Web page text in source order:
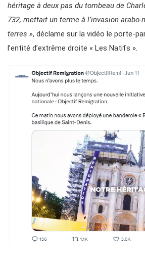
héritage à deux pas du tombeau de
732, mettait un terme à l’invasion
terres », déclame sur la vidéo le porte-
l’entité d’extrême droite « Les Natifs ».